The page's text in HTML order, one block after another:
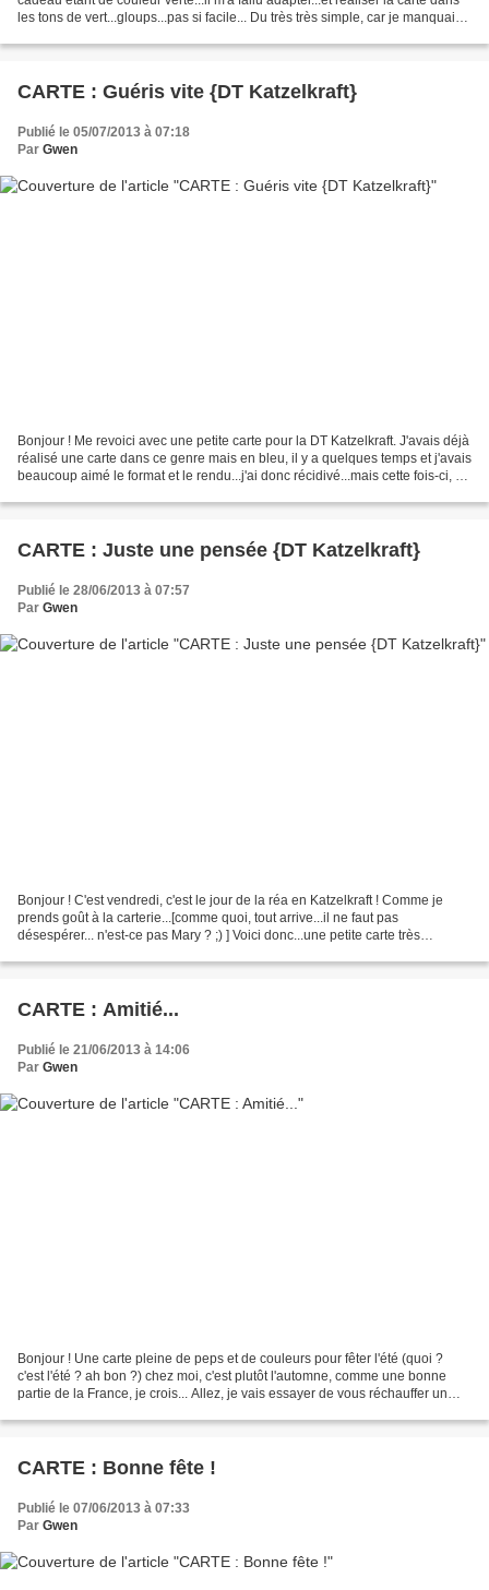
les tons de vert...gloups...pas si facile... Du très très simple, car je manquais
CARTE : Guéris vite {DT Katzelkraft}
Publié le 05/07/2013 à 07:18
Par Gwen
Bonjour ! Me revoici avec une petite carte pour la DT Katzelkraft. J'avais déjà
réalisé une carte dans ce genre mais en bleu, il y a quelques temps et j'avais
beaucoup aimé le format et le rendu...j'ai donc récidivé...mais cette fois-ci, en
CARTE : Juste une pensée {DT Katzelkraft}
Publié le 28/06/2013 à 07:57
Par Gwen
Bonjour ! C'est vendredi, c'est le jour de la réa en Katzelkraft ! Comme je
prends goût à la carterie...[comme quoi, tout arrive...il ne faut pas
désespérer... n'est-ce pas Mary ? ;) ] Voici donc...une petite carte très
CARTE : Amitié...
Publié le 21/06/2013 à 14:06
Par Gwen
Bonjour ! Une carte pleine de peps et de couleurs pour fêter l'été (quoi ?
c'est l'été ? ah bon ?) chez moi, c'est plutôt l'automne, comme une bonne
partie de la France, je crois... Allez, je vais essayer de vous réchauffer un
CARTE : Bonne fête !
Publié le 07/06/2013 à 07:33
Par Gwen